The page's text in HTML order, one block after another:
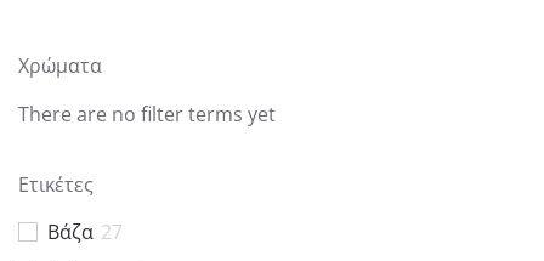
Χρώματα
There are no filter terms yet
Ετικέτες
Βάζα 27